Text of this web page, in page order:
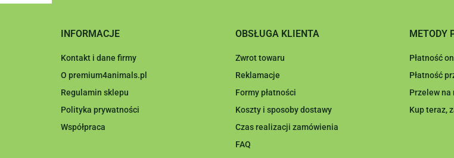
INFORMACJE
Kontakt i dane firmy
O premium4animals.pl
Regulamin sklepu
Polityka prywatności
Współpraca
OBSŁUGA KLIENTA
Zwrot towaru
Reklamacje
Formy płatności
Koszty i sposoby dostawy
Czas realizacji zamówienia
FAQ
METODY
Płatność
Płatność
Przelew na
Kup teraz,